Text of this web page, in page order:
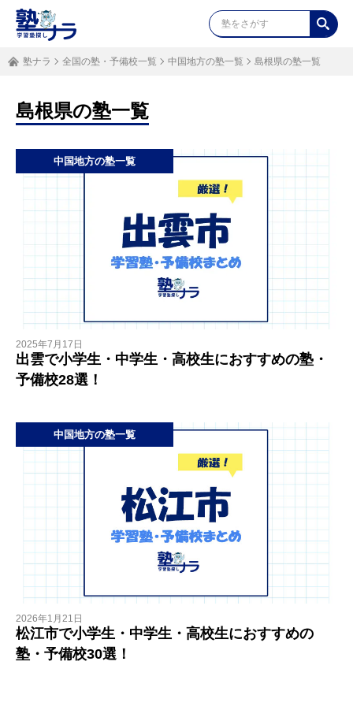
塾ナラ 全国の塾・予備校一覧 中国地方の塾一覧 島根県の塾一覧
島根県の塾一覧
中国地方の塾一覧
2025年7月17日
出雲で小学生・中学生・高校生におすすめの塾・
予備校28選！
中国地方の塾一覧
2026年1月21日
松江市で小学生・中学生・高校生におすすめの
塾・予備校30選！